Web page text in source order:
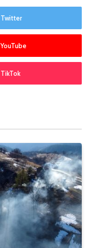
Twitter
YouTube
TikTok